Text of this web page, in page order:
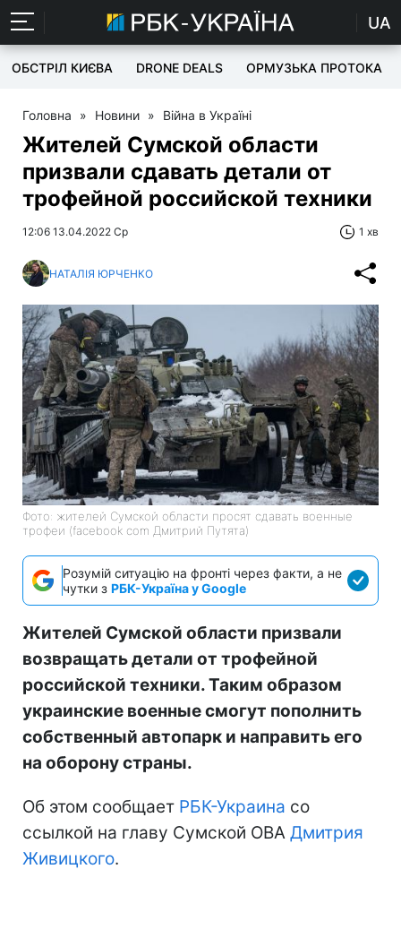
UA
ОБСТРІЛ КИЄВА DRONE DEALS ОРМУЗЬКА ПРОТОКА
Головна » Новини » Війна в Україні
Жителей Сумской области
призвали сдавать детали от
трофейной российской техники
12:06 13.04.2022 Ср 1 хв
НАТАЛІЯ ЮРЧЕНКО
Фото: жителей Сумской области просят сдавать военные
трофеи (facebook com Дмитрий Путята)
Розумій ситуацію на фронті через факти, а не
чутки з РБК-Україна у Google
Жителей Сумской области призвали
возвращать детали от трофейной
российской техники. Таким образом
украинские военные смогут пополнить
собственный автопарк и направить его
на оборону страны.
Об этом сообщает РБК-Украина со
ссылкой на главу Сумской ОВА Дмитрия
Живицкого.